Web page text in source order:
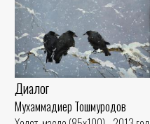
Диалог
Мухаммадиер Тошмуродов